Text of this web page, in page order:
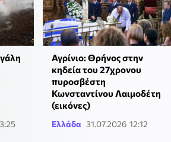
Αγρίνιο: Θρήνος στην
κηδεία του 27χρονου
πυροσβέστη
Κωνσταντίνου Λαιμοδέτη
(εικόνες)
Ελλάδα 31.07.2026 12:12